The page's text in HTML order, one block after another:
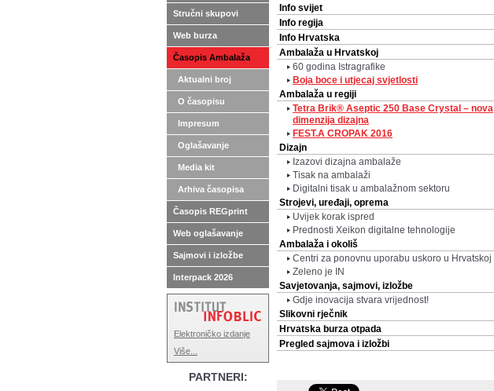
Info svijet
Info regija
Info Hrvatska
Ambalaža u Hrvatskoj
60 godina Istragrafike
Boja boce i utjecaj svjetlosti
Ambalaža u regiji
Tetra Brik® Aseptic 250 Base Crystal – nova
dimenzija dizajna
FEST.A CROPAK 2016
Dizajn
Izazovi dizajna ambalaže
Tisak na ambalaži
Digitalni tisak u ambalažnom sektoru
Strojevi, uređaji, oprema
Uvijek korak ispred
Prednosti Xeikon digitalne tehnologije
Ambalaža i okoliš
Centri za ponovnu uporabu uskoro u Hrvatskoj
Zeleno je IN
Savjetovanja, sajmovi, izložbe
Gdje inovacija stvara vrijednost!
Slikovni rječnik
Hrvatska burza otpada
Pregled sajmova i izložbi
Stručni skupovi
Web burza
Časopis Ambalaža
Aktualni broj
O časopisu
Impresum
Oglašavanje
Media kit
Arhiva časopisa
Časopis REGprint
Web oglašavanje
Sajmovi i izložbe
Interpack 2026
Elektroničko izdanje
Više...
PARTNERI: